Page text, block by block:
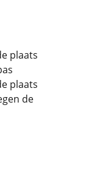
plaats
plaats
de